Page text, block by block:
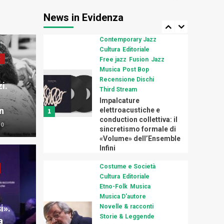
Etno-Folk
Musica D'autore
Francesco Guccini
della canzone
tra poesia,
0
News in Evidenzamusicale (Caligola
Records, 2026)
1
Contemporary Jazz
Cultura Editoriale
Free jazz Fusion Jazz
Musica Post Bop
Recensione Dischi
Third Stream
Impalcature
elettroacustiche e
conduction collettiva: il
sincretismo formale di
«Volume» dell’Ensemble
Infini
Costume e Società
Cultura Editoriale
Etno-Folk Musica
Musica D'autore
Novelle & racconti
Storie & Leggende